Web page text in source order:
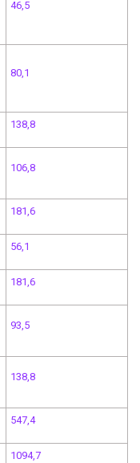
46,5
80,1
138,8
106,8
181,6
56,1
181,6
93,5
138,8
547,4
1094,7